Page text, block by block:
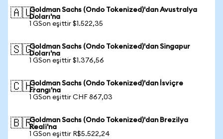
🇦🇺Goldman Sachs (Ondo Tokenized)'dan Avustralya
Doları'na
1 GSon eşittir $1.522,35
🇸🇬Goldman Sachs (Ondo Tokenized)'dan Singapur
Doları'na
1 GSon eşittir $1.376,56
🇨🇭Goldman Sachs (Ondo Tokenized)'dan İsviçre
Frangı'na
1 GSon eşittir CHF 867,03
🇧🇷Goldman Sachs (Ondo Tokenized)'dan Brezilya
Reali'na
1 GSon eşittir R$5.522,24